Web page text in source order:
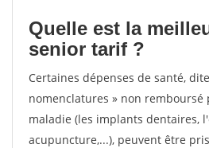
Quelle est la
senior tarif ?
Certaines dépenses de santé,
nomenclatures » non remboursé
maladie (les implants dentaires,
acupuncture,...), peuvent être